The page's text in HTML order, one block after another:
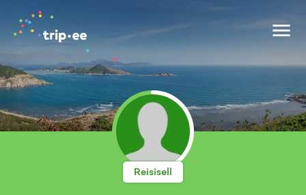
Reisisell